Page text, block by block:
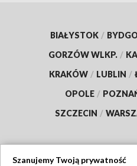
BIAŁYSTOK /
GORZÓW WLKP. /
KRAKÓW / LUBLIN /
OPOLE /
SZCZECIN /
Szanujemy Twoją prywatność